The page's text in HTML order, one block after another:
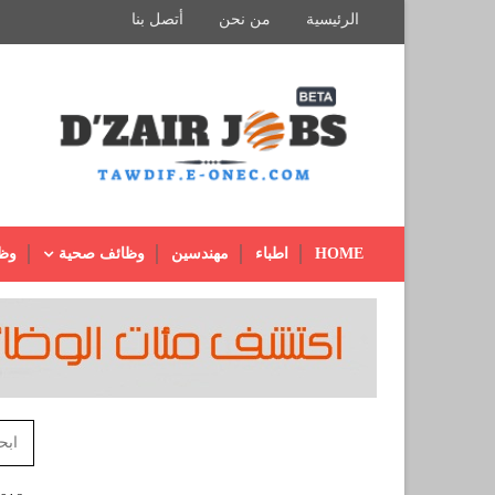
الرئيسية من نحن أتصل بنا
HOME اطباء مهندسين وظائف صحية